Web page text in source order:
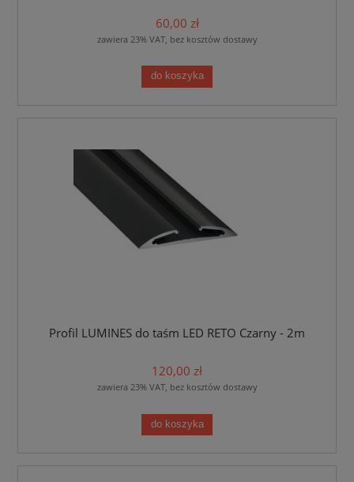
60,00 zł
zawiera 23% VAT, bez kosztów dostawy
do koszyka
Profil LUMINES do taśm LED RETO Czarny - 2m
120,00 zł
zawiera 23% VAT, bez kosztów dostawy
do koszyka